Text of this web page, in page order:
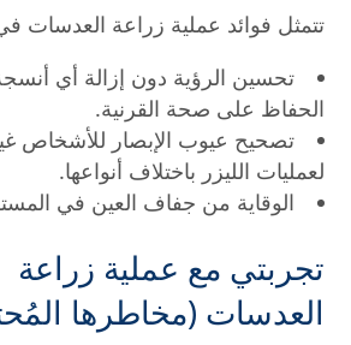
تتمثل فوائد عملية زراعة العدسات
تحسين الرؤية دون إزالة أي
الحفاظ على صحة القرنية.
تصحيح عيوب الإبصار للأشخاص
لعمليات الليزر باختلاف أنواعها.
الوقاية من جفاف العين في
تجربتي مع عملية زراعة
العدسات (مخاطرها